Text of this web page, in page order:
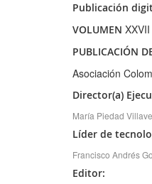
Publicación
VOLUMEN XXVII
PUBLICACIÓN
Asociación
Director(a)
María Piedad
Líder de
Francisco Andrés
Editor: